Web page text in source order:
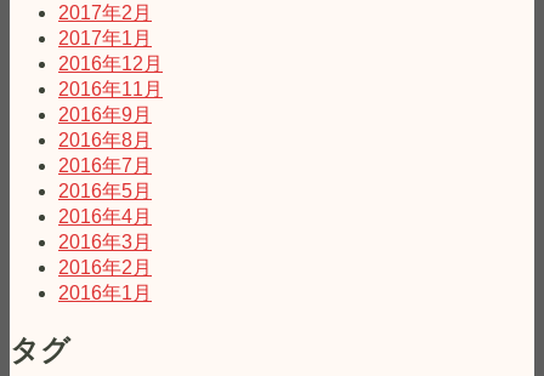
2017年2月
2017年1月
2016年12月
2016年11月
2016年9月
2016年8月
2016年7月
2016年5月
2016年4月
2016年3月
2016年2月
2016年1月
タグ